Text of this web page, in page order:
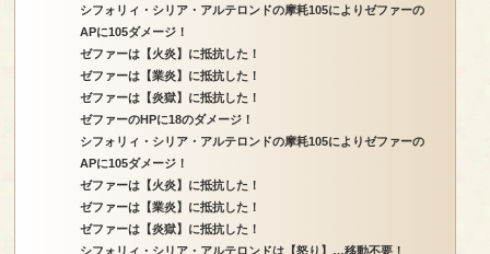
シフォリィ・シリア・アルテロンドの摩耗105によりゼファーの
APに105ダメージ！
ゼファーは【火炎】に抵抗した！
ゼファーは【業炎】に抵抗した！
ゼファーは【炎獄】に抵抗した！
ゼファーのHPに18のダメージ！
シフォリィ・シリア・アルテロンドの摩耗105によりゼファーの
APに105ダメージ！
ゼファーは【火炎】に抵抗した！
ゼファーは【業炎】に抵抗した！
ゼファーは【炎獄】に抵抗した！
シフォリィ・シリア・アルテロンドは【怒り】…移動不要！